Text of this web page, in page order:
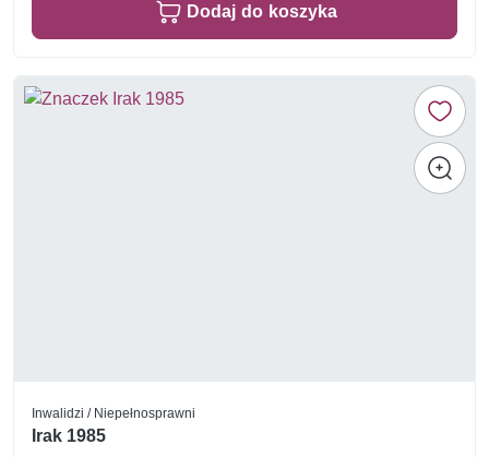
Dodaj do koszyka
Inwalidzi / Niepełnosprawni
Irak 1985